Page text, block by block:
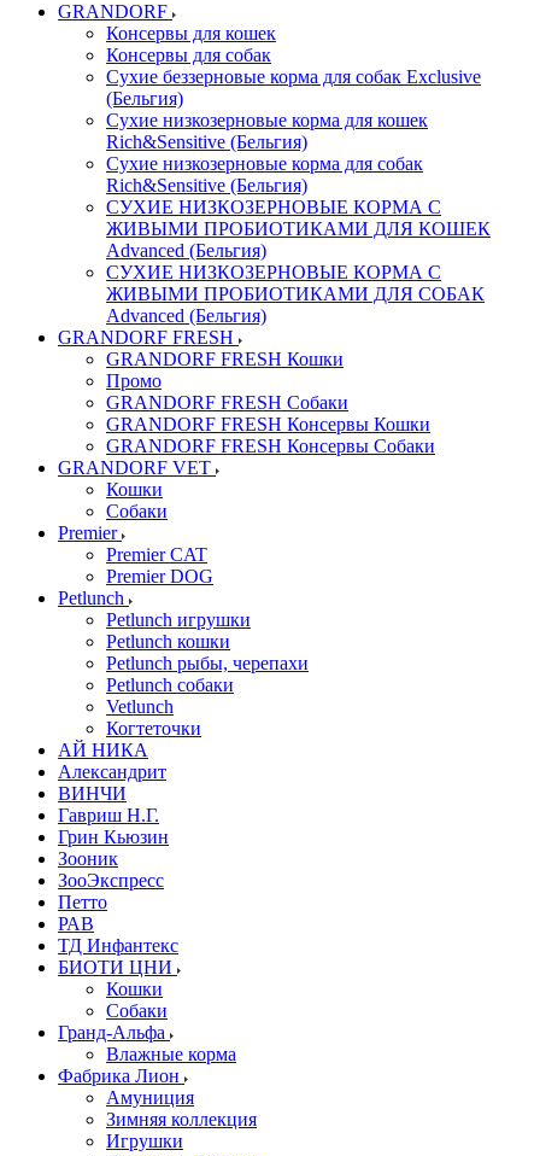
GRANDORF
Консервы для кошек
Консервы для собак
Сухие беззерновые корма для собак Exclusive
(Бельгия)
Сухие низкозерновые корма для кошек
Rich&Sensitive (Бельгия)
Сухие низкозерновые корма для собак
Rich&Sensitive (Бельгия)
СУХИЕ НИЗКОЗЕРНОВЫЕ КОРМА С
ЖИВЫМИ ПРОБИОТИКАМИ ДЛЯ КОШЕК
Advanced (Бельгия)
СУХИЕ НИЗКОЗЕРНОВЫЕ КОРМА С
ЖИВЫМИ ПРОБИОТИКАМИ ДЛЯ СОБАК
Advanced (Бельгия)
GRANDORF FRESH
GRANDORF FRESH Кошки
Промо
GRANDORF FRESH Собаки
GRANDORF FRESH Консервы Кошки
GRANDORF FRESH Консервы Собаки
GRANDORF VET
Кошки
Собаки
Premier
Premier CAT
Premier DOG
Petlunch
Petlunch игрушки
Petlunch кошки
Petlunch рыбы, черепахи
Petlunch собаки
Vetlunch
Когтеточки
АЙ НИКА
Александрит
ВИНЧИ
Гавриш Н.Г.
Грин Кьюзин
Зооник
ЗооЭкспресс
Петто
РАВ
ТД Инфантекс
БИОТИ ЦНИ
Кошки
Собаки
Гранд-Альфа
Влажные корма
Фабрика Лион
Амуниция
Зимняя коллекция
Игрушки